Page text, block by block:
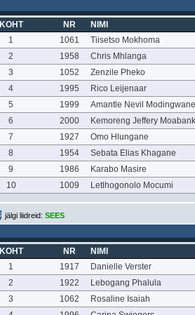
KOHT NR
NIMI
1
1061
Tiisetso Mokhoma
2
1958
Chris Mhlanga
3
1052
Zenzile Pheko
4
1995
Rico Leijenaar
5
1999
Amantle Nevil Modingwane
6
2000
Kemoreng Jeffery
7
1927
Omo Hlungane
8
1954
Sebata Elias Khagane
9
1986
Karabo Masire
10
1009 Letlhogonolo Mocumi
jälgi liidreid: SEES
KOHT NR
NIMI
1
1917
Danielle Verster
2
1922
Lebogang Phalula
3
1062
Rosaline Isaiah